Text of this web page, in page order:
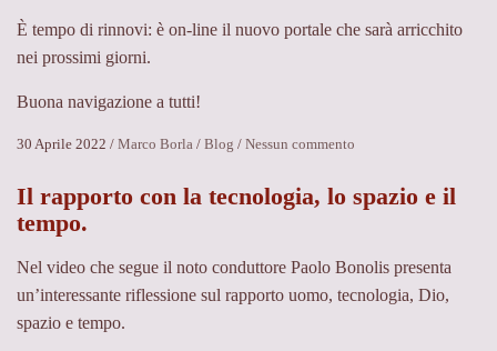
È tempo di rinnovi: è on-line il nuovo portale che sarà arricchito
nei prossimi giorni.
Buona navigazione a tutti!
30 Aprile 2022 / Marco Borla / Blog / Nessun commento
nuovo
look
Il rapporto con la tecnologia, lo spazio e il
tempo.
Nel video che segue il noto conduttore Paolo Bonolis presenta
un’interessante riflessione sul rapporto uomo, tecnologia, Dio,
spazio e tempo.